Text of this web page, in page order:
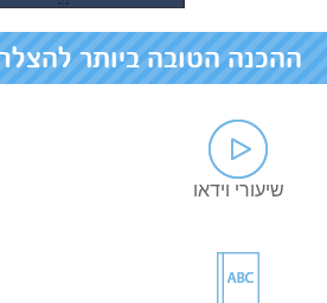
ההכנה הטובה ביותר
שיעורי וידאו